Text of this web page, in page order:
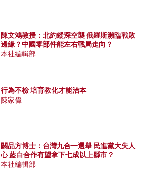
陳文鴻教授：北約縱深空襲 俄羅斯瀕臨戰敗
邊緣？中國零部件能左右戰局走向？
本社編輯部
行為不檢 培育教化才能治本
陳家偉
關品方博士：台灣九合一選舉 民進黨大失人
心 藍白合作有望拿下七成以上縣市？
本社編輯部